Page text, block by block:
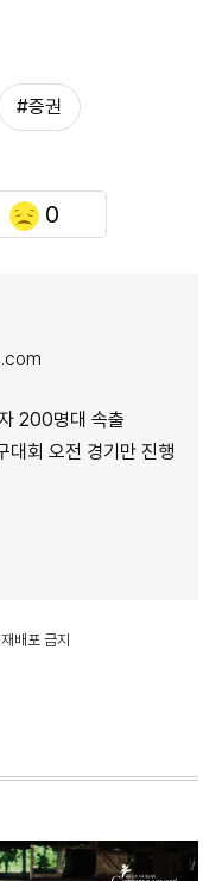
#증권
0
200명대 속출
대회 오전 경기만 진행
배포 금지